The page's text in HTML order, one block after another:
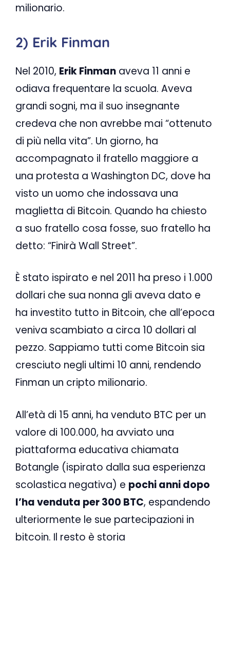
milionario.
2) Erik Finman
Nel 2010, Erik Finman aveva 11 anni e
odiava frequentare la scuola. Aveva
grandi sogni, ma il suo insegnante
credeva che non avrebbe mai “ottenuto
di più nella vita”. Un giorno, ha
accompagnato il fratello maggiore a
una protesta a Washington DC, dove ha
visto un uomo che indossava una
maglietta di Bitcoin. Quando ha chiesto
a suo fratello cosa fosse, suo fratello ha
detto: “Finirà Wall Street”.
È stato ispirato e nel 2011 ha preso i 1.000
dollari che sua nonna gli aveva dato e
ha investito tutto in Bitcoin, che all’epoca
veniva scambiato a circa 10 dollari al
pezzo. Sappiamo tutti come Bitcoin sia
cresciuto negli ultimi 10 anni, rendendo
Finman un cripto milionario.
All’età di 15 anni, ha venduto BTC per un
valore di 100.000, ha avviato una
piattaforma educativa chiamata
Botangle (ispirato dalla sua esperienza
scolastica negativa) e pochi anni dopo
l’ha venduta per 300 BTC, espandendo
ulteriormente le sue partecipazioni in
bitcoin. Il resto è storia